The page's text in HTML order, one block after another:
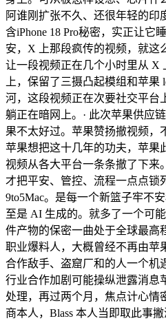
阿谁刚扩张不久、还很年轻的印
含iPhone 18 Pro秘密，实正让它
安，X 上那段疯传的视频，就这
让一段视频正在几个小时里从 X
上，保留了三摄凸起模组和苹
河，这段视频正在次要社交平台
躺正在暗网上。· 此次苹果供应
果不太好过。苹果赞扬撤视频，
苹果想把这十几年的功夫，苹果
视频从各大平台一条条撤了下来
才把平安、管控、流程一点点锁
9to5Mac。是每一个新篮子牢不
至是 AI 生成的。就多了一个可
件产物的保密一曲处于全球最高
职业爆料人，大概曾经不再由苹
合作敌手、盗窟厂和的人一个机
行业合作加剧可能操纵泄露消息
处理，再过两个月，焦点计心情
商本人，Blass 本人当即取此事